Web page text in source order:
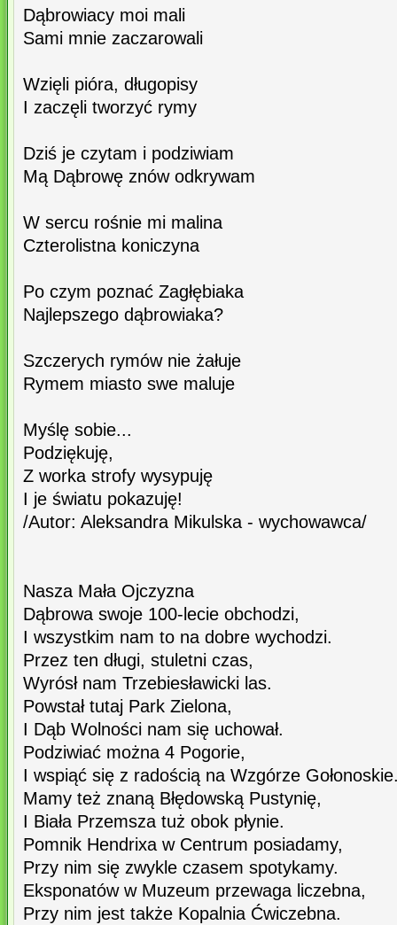
Dąbrowiacy moi mali
Sami mnie zaczarowali
Wzięli pióra, długopisy
I zaczęli tworzyć rymy
Dziś je czytam i podziwiam
Mą Dąbrowę znów odkrywam
W sercu rośnie mi malina
Czterolistna koniczyna
Po czym poznać Zagłębiaka
Najlepszego dąbrowiaka?
Szczerych rymów nie żałuje
Rymem miasto swe maluje
Myślę sobie...
Podziękuję,
Z worka strofy wysypuję
I je światu pokazuję!
/Autor: Aleksandra Mikulska - wychowawca/
Nasza Mała Ojczyzna
Dąbrowa swoje 100-lecie obchodzi,
I wszystkim nam to na dobre wychodzi.
Przez ten długi, stuletni czas,
Wyrósł nam Trzebiesławicki las.
Powstał tutaj Park Zielona,
I Dąb Wolności nam się uchował.
Podziwiać można 4 Pogorie,
I wspiąć się z radością na Wzgórze
Mamy też znaną Błędowską Pustynię,
I Biała Przemsza tuż obok płynie.
Pomnik Hendrixa w Centrum posiadamy,
Przy nim się zwykle czasem spotykamy.
Eksponatów w Muzeum przewaga liczebna,
Przy nim jest także Kopalnia Ćwiczebna.